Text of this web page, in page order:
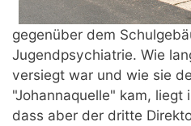
gegenüber dem
Jugendpsychiatrie. Wie
versiegt war und wie sie
"Johannaquelle" kam, liegt
dass aber der dritte